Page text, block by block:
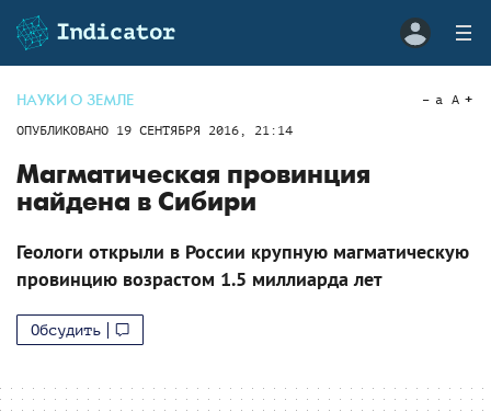
НАУКИ О ЗЕМЛЕ
ОПУБЛИКОВАНО 19 СЕНТЯБРЯ 2016, 21:14
a A
Магматическая провинция
найдена в Сибири
Геологи открыли в России крупную магматическую
провинцию возрастом 1.5 миллиарда лет
Обсудить